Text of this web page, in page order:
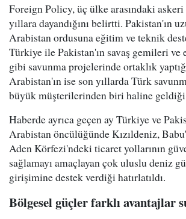
Foreign Policy, üç ülke arasındaki
yıllara dayandığını belirtti. Pakistan'ın
Arabistan ordusuna eğitim ve teknik
Türkiye ile Pakistan'ın savaş gemileri ve
gibi savunma projelerinde ortaklık
Arabistan'ın ise son yıllarda Türk
büyük müşterilerinden biri haline
Haberde ayrıca geçen ay Türkiye ve
Arabistan öncülüğünde Kızıldeniz,
Aden Körfezi'ndeki ticaret yollarının
sağlamayı amaçlayan çok uluslu deniz
girişimine destek verdiği hatırlatıldı.
Bölgesel güçler farklı avantajlar